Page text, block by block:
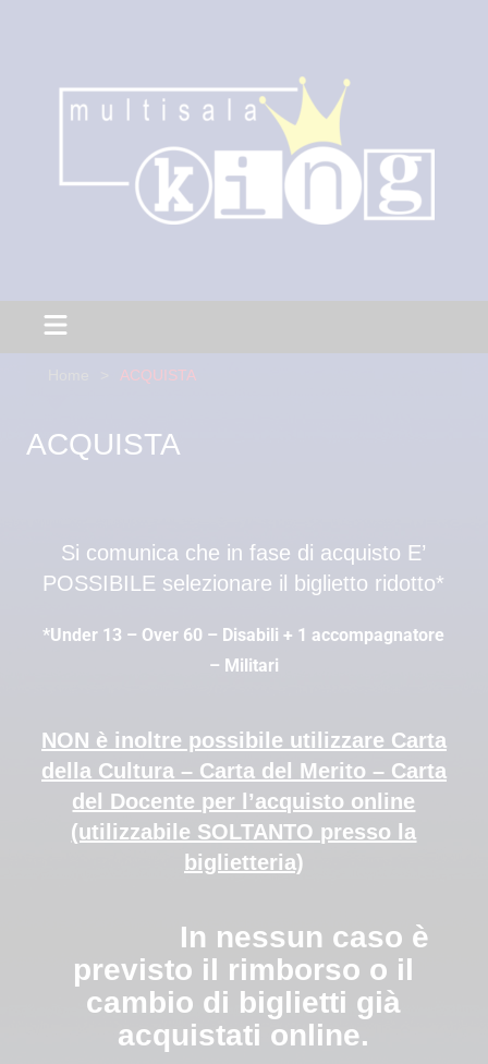
ACQUISTA
ACQUISTA
Si comunica che in fase di acquisto E’
POSSIBILE selezionare il biglietto ridotto*
*Under 13 – Over 60 – Disabili + 1 accompagnatore
– Militari
NON è inoltre possibile utilizzare Carta
della Cultura – Carta del Merito – Carta
del Docente per l’acquisto online
(utilizzabile SOLTANTO presso la
biglietteria)
In nessun caso è
previsto il rimborso o il
cambio di biglietti già
acquistati online.